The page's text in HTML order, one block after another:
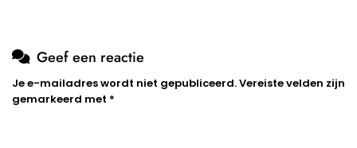
Geef een reactie
Je e-mailadres wordt niet gepubliceerd.Vereiste velden zijn
gemarkeerd met *